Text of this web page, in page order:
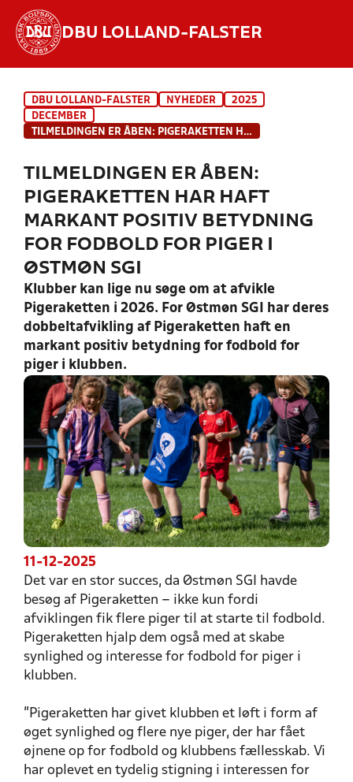
DBU LOLLAND-FALSTER
DBU LOLLAND-FALSTER NYHEDER
2025
DECEMBER
TILMELDINGEN ER ÅBEN: PIGERAKETTEN HAR HAFT MARKANT POSITIV BETYDNING FOR FODBOLD FOR PIGER I ØSTMØN SGI
TILMELDINGEN ER ÅBEN:
PIGERAKETTEN HAR HAFT
MARKANT POSITIV BETYDNING
FOR FODBOLD FOR PIGER I
ØSTMØN SGI
Klubber kan lige nu søge om at afvikle
Pigeraketten i 2026. For Østmøn SGI har deres
dobbeltafvikling af Pigeraketten haft en
markant positiv betydning for fodbold for
piger i klubben.
11-12-2025
Det var en stor succes, da Østmøn SGI havde
besøg af Pigeraketten – ikke kun fordi
afviklingen fik flere piger til at starte til fodbold.
Pigeraketten hjalp dem også med at skabe
synlighed og interesse for fodbold for piger i
klubben.
”Pigeraketten har givet klubben et løft i form af
øget synlighed og flere nye piger, der har fået
øjnene op for fodbold og klubbens fællesskab. Vi
har oplevet en tydelig stigning i interessen for